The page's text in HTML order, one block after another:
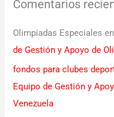
Comentarios
Olimpiadas Especiales
de Gestión y Apoyo de
fondos para clubes
Equipo de Gestión y
Venezuela